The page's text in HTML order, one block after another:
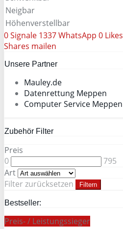
Neigbar
Höhenverstellbar
0Signale 1337WhatsApp 0 Likes
Shares mailen
Unsere Partner
Mauley.de
Datenrettung Meppen
Computer Service Meppen
Zubehör Filter
Preis
0
795
Art
Filter zurücksetzen
Filtern
Bestseller:
Preis- / Leistungssieger